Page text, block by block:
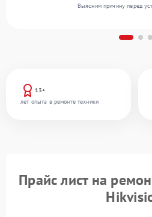
13+
лет опыта в ремонте техники
Выясним причину перед
Прайс лист на